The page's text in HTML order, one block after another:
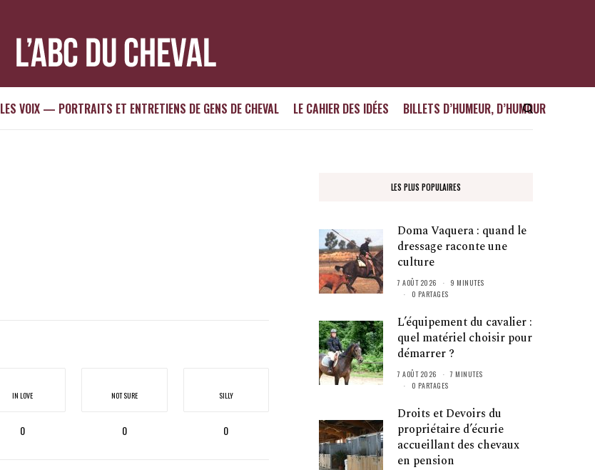
LES VOIX — PORTRAITS ET ENTRETIENS DE GENS DE CHEVAL LE CAHIER DES IDÉES BILLETS D’HUMEUR, D’HUMOUR
IN LOVE
0
NOT SURE
0
SILLY
0
LES PLUS POPULAIRES
Doma Vaquera : quand le
dressage raconte une
culture
7 AOÛT 2026
9 MINUTES
0 PARTAGES
L’équipement du cavalier :
quel matériel choisir pour
démarrer ?
7 AOÛT 2026
7 MINUTES
0 PARTAGES
Droits et Devoirs du
propriétaire d’écurie
accueillant des chevaux
en pension